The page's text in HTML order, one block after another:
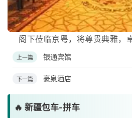
阁下莅临京粤，将尊贵典雅，卓
上一篇 银通宾馆
下一篇 豪泉酒店
🔥 新疆包车-拼车